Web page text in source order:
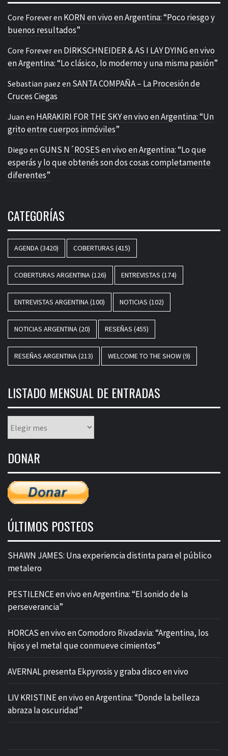
Core Foreveren KORN en vivo en Argentina: “Poco riesgo y
buenos resultados”
Core Foreveren DIRKSCHNEIDER & AS I LAY DYING en vivo
en Argentina: “Lo clásico, lo moderno y una misma pasión”
Sebastian paez en SANTA COMPAÑA – La Procesión de
Cruces Ciegas
Juan en HARAKIRI FOR THE SKY en vivo en Argentina: “Un
grito entre cuerpos inmóviles”
Diego en GUNS N´ROSES en vivo en Argentina: “Lo que
esperás y lo que obtenés son dos cosas completamente
diferentes”
CATEGORÍAS
AGENDA(3420) COBERTURAS (415)
COBERTURAS ARGENTINA(126) ENTREVISTAS (174)
ENTREVISTAS ARGENTINA(100) NOTICIAS (102)
NOTICIAS ARGENTINA(20) RESEÑAS (455)
RESEÑAS ARGENTINA(213) WELCOME TO THE SHOW(9)
LISTADO MENSUAL DE ENTRADAS
mensual
entradas
DONAR
ÚLTIMOS POSTEOS
SHAWN JAMES: Una experiencia distinta para el público
metalero
PESTILENCE en vivo en Argentina: “El sonido de la
perseverancia”
HORCAS en vivo en Comodoro Rivadavia: “Argentina, los
hijos y el metal que conmueve cimientos”
AVERNAL presenta Ekpyrosis y graba disco en vivo
LIV KRISTINE en vivo en Argentina: “Donde la belleza
abraza la oscuridad”